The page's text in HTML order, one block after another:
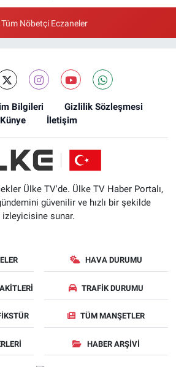
Tüm Nöbetçi Eczaneler
Bilgileri
Gizlilik Sözleşmesi
Künye
İletişim
Ülke TV'de. Ülke TV Haber Portalı,
güvenilir ve hızlı bir şekilde
izleyicisine sunar.
HAVA DURUMU
TRAFIK DURUMU
TÜM MANŞETLER
HABER ARŞIVI